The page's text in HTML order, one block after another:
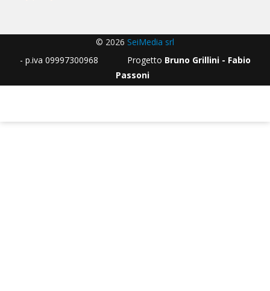
© 2026 SeiMedia srl
- p.iva 09997300968 Progetto Bruno Grillini - Fabio
Passoni